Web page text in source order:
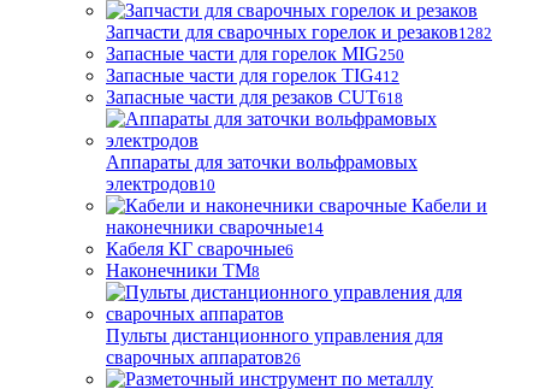
Запчасти для сварочных горелок и резаков1282
Запасные части для горелок MIG250
Запасные части для горелок TIG412
Запасные части для резаков CUT618
Аппараты для заточки вольфрамовых
электродов10
Кабели и
наконечники сварочные14
Кабеля КГ сварочные6
Наконечники ТМ8
Пульты дистанционного управления для
сварочных аппаратов26